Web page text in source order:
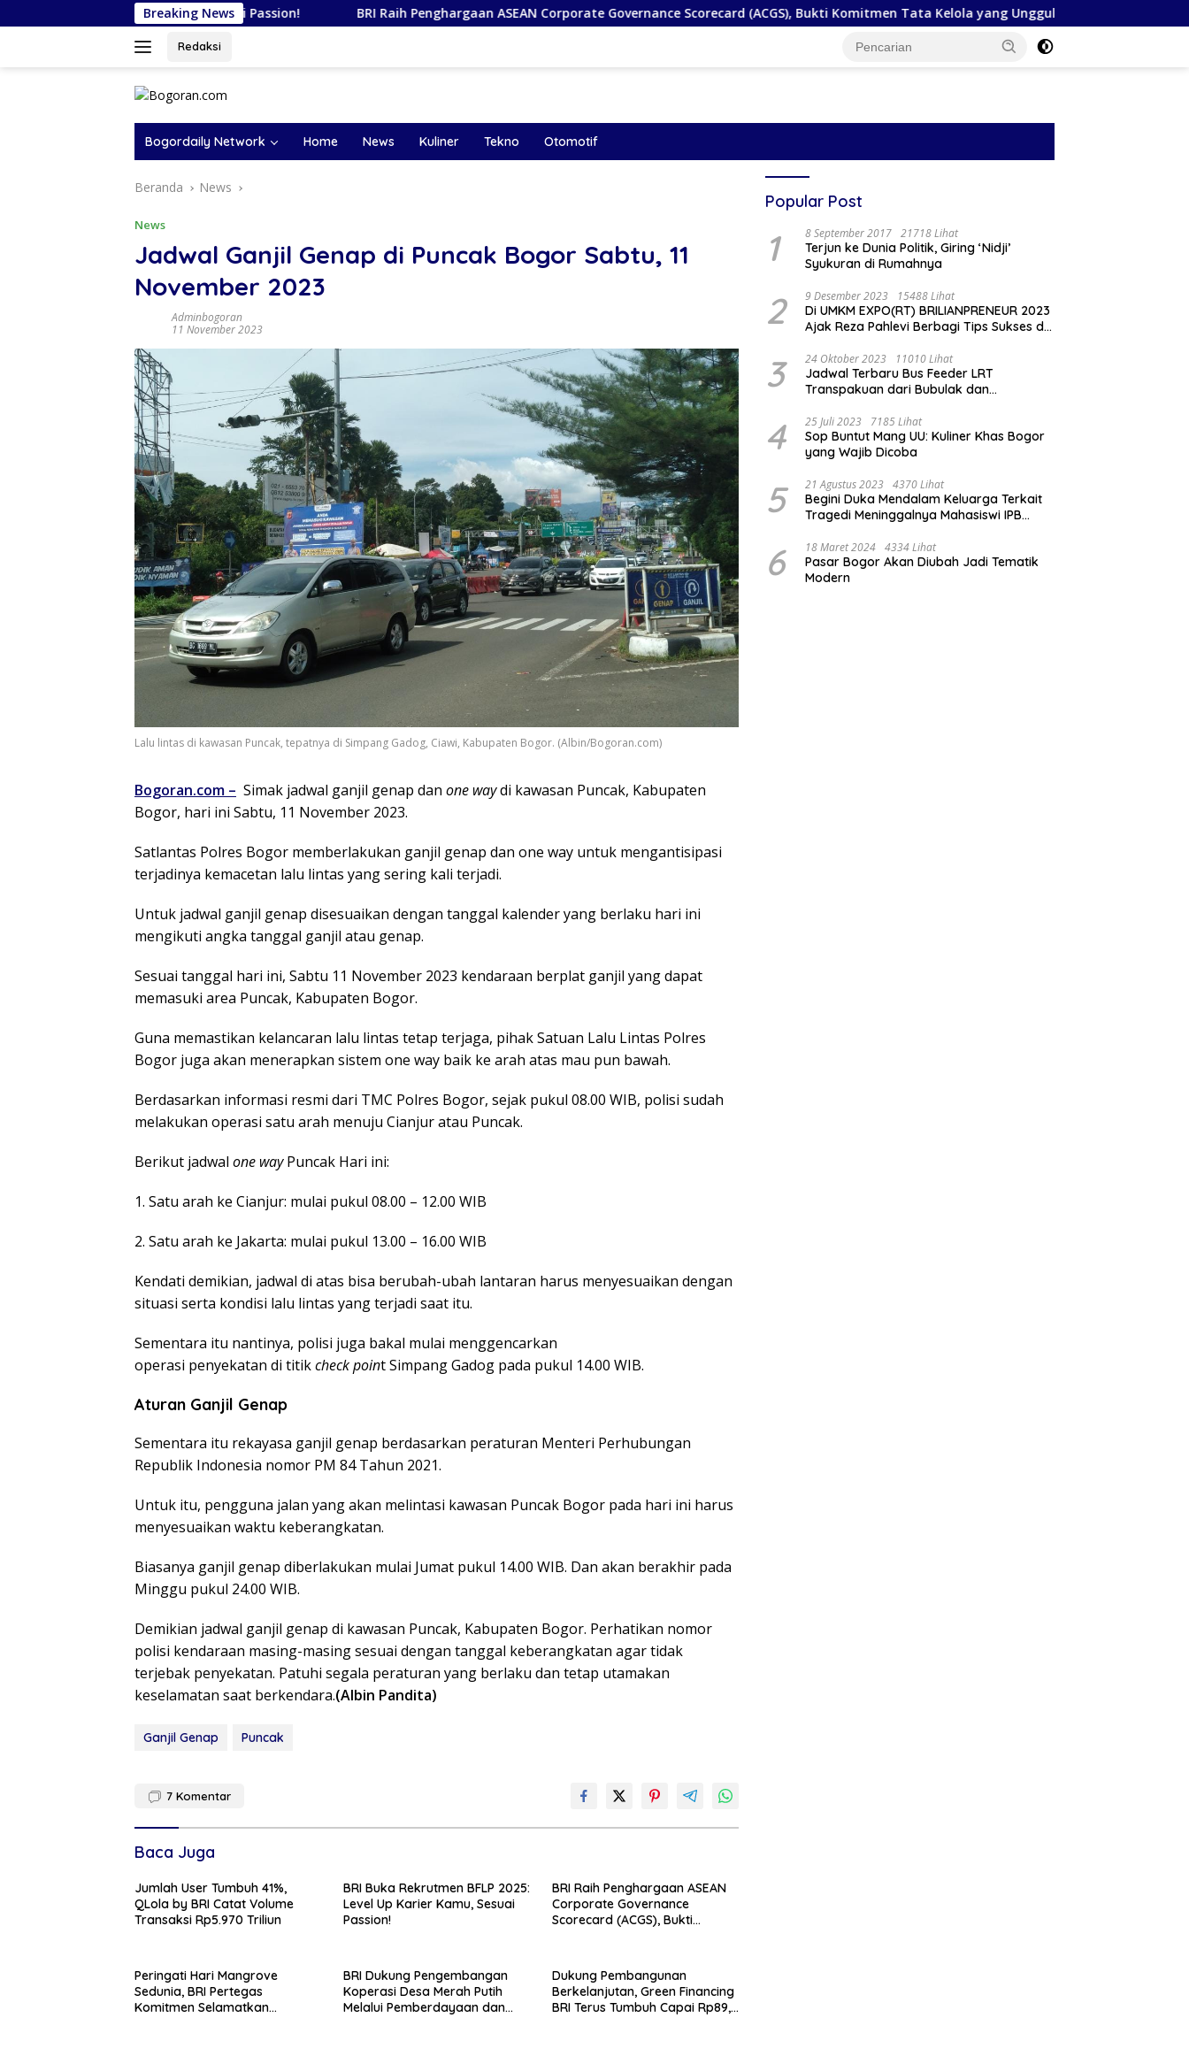
ke
Breaking News
Karier Kamu, Sesuai Passion! BRI Raih Penghargaan ASEAN Corporate Governance Scorecard (ACGS), Bukti Komitmen Tata Kelola yang Unggul Peringati Hari Mangrove
Redaksi
Bogordaily Network Home News Kuliner Tekno Otomotif
Beranda News
News
Jadwal Ganjil Genap di Puncak Bogor Sabtu, 11
November 2023
Adminbogoran
11 November 2023
Lalu lintas di kawasan Puncak, tepatnya di Simpang Gadog, Ciawi, Kabupaten Bogor. (Albin/Bogoran.com)
Bogoran.com – Simak jadwal ganjil genap dan one waydi kawasan Puncak, Kabupaten
Bogor, hari ini Sabtu, 11 November 2023.
Satlantas Polres Bogor memberlakukan ganjil genap dan one way untuk mengantisipasi
terjadinya kemacetan lalu lintas yang sering kali terjadi.
Untuk jadwal ganjil genap disesuaikan dengan tanggal kalender yang berlaku hari ini
mengikuti angka tanggal ganjil atau genap.
Sesuai tanggal hari ini, Sabtu 11 November 2023 kendaraan berplat ganjil yang dapat
memasuki area Puncak, Kabupaten Bogor.
Guna memastikan kelancaran lalu lintas tetap terjaga, pihak Satuan Lalu Lintas Polres
Bogor juga akan menerapkan sistem one way baik ke arah atas mau pun bawah.
Berdasarkan informasi resmi dari TMC Polres Bogor, sejak pukul 08.00 WIB, polisi sudah
melakukan operasi satu arah menuju Cianjur atau Puncak.
Berikut jadwal one wayPuncak Hari ini:
1. Satu arah ke Cianjur: mulai pukul 08.00 – 12.00 WIB
2. Satu arah ke Jakarta: mulai pukul 13.00 – 16.00 WIB
Kendati demikian, jadwal di atas bisa berubah-ubah lantaran harus menyesuaikan dengan
situasi serta kondisi lalu lintas yang terjadi saat itu.
Sementara itu nantinya, polisi juga bakal mulai menggencarkan
operasi penyekatan di titikcheck point Simpang Gadog pada pukul 14.00 WIB.
Aturan Ganjil Genap
Sementara itu rekayasa ganjil genap berdasarkan peraturan Menteri Perhubungan
Republik Indonesia nomor PM 84 Tahun 2021.
Untuk itu, pengguna jalan yang akan melintasi kawasan Puncak Bogor pada hari ini harus
menyesuaikan waktu keberangkatan.
Biasanya ganjil genap diberlakukan mulai Jumat pukul 14.00 WIB. Dan akan berakhir pada
Minggu pukul 24.00 WIB.
Demikian jadwal ganjil genap di kawasan Puncak, Kabupaten Bogor. Perhatikan nomor
polisi kendaraan masing-masing sesuai dengan tanggal keberangkatan agar tidak
terjebak penyekatan. Patuhi segala peraturan yang berlaku dan tetap utamakan
keselamatan saat berkendara.(Albin Pandita)
Ganjil Genap Puncak
7 Komentar
Baca Juga
Jumlah User Tumbuh 41%,
QLola by BRI Catat Volume
Transaksi Rp5.970 Triliun
BRI Buka Rekrutmen BFLP 2025:
Level Up Karier Kamu, Sesuai
Passion!
BRI Raih Penghargaan ASEAN
Corporate Governance
Scorecard (ACGS), Bukti
Peringati Hari Mangrove
Sedunia, BRI Pertegas
Komitmen Selamatkan
BRI Dukung Pengembangan
Koperasi Desa Merah Putih
Melalui Pemberdayaan dan
Dukung Pembangunan
Berkelanjutan, Green Financing
BRI Terus Tumbuh Capai Rp89,9
Popular Post
1 8 September 2017 21718 Lihat
Terjun ke Dunia Politik, Giring ‘Nidji’
Syukuran di Rumahnya
2 9 Desember 2023 15488 Lihat
Di UMKM EXPO(RT) BRILIANPRENEUR 2023
Ajak Reza Pahlevi Berbagi Tips Sukses di
3 24 Oktober 2023 11010 Lihat
Jadwal Terbaru Bus Feeder LRT
Transpakuan dari Bubulak dan
4 25 Juli 2023 7185 Lihat
Sop Buntut Mang UU: Kuliner Khas Bogor
yang Wajib Dicoba
5 21 Agustus 2023 4370 Lihat
Begini Duka Mendalam Keluarga Terkait
Tragedi Meninggalnya Mahasiswi IPB
Laboratorium
6 18 Maret 2024 4334 Lihat
Pasar Bogor Akan Diubah Jadi Tematik
Modern